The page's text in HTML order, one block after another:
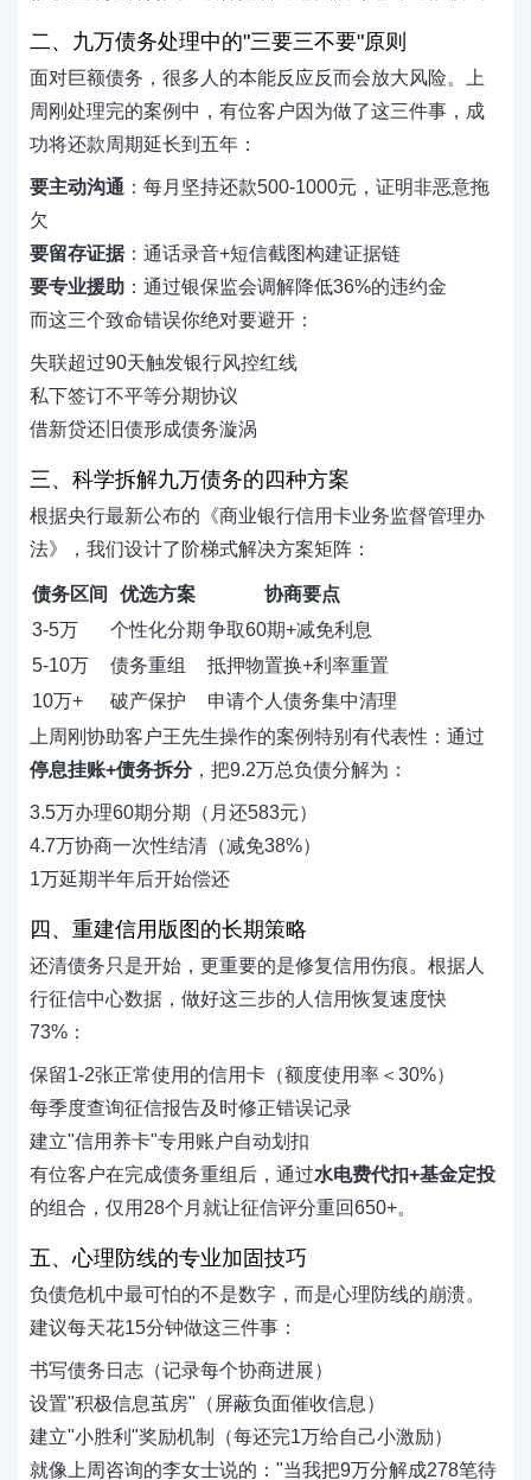
二、九万债务处理中的"三要三不要"原则
面对巨额债务，很多人的本能反应反而会放大风险。上
周刚处理完的案例中，有位客户因为做了这三件事，成
功将还款周期延长到五年：
要主动沟通 ：每月坚持还款500-1000元，证明非恶意拖
欠
要留存证据：通话录音+短信截图构建证据链
要专业援助 ：通过银保监会调解降低36%的违约金
而这三个致命错误你绝对要避开：
失联超过90天触发银行风控红线
私下签订不平等分期协议
借新贷还旧债形成债务漩涡
三、科学拆解九万债务的四种方案
根据央行最新公布的《商业银行信用卡业务监督管理办
法》，我们设计了阶梯式解决方案矩阵：
债务区间 优选方案
协商要点
3-5万
个性化分期 争取60期+减免利息
5-10万
债务重组
抵押物置换+利率重置
10万+
破产保护
申请个人债务集中清理
上周刚协助客户王先生操作的案例特别有代表性：通过
停息挂账+债务拆分，把9.2万总负债分解为：
3.5万办理60期分期（月还583元）
4.7万协商一次性结清（减免38%）
1万延期半年后开始偿还
四、重建信用版图的长期策略
还清债务只是开始，更重要的是修复信用伤痕。根据人
行征信中心数据，做好这三步的人信用恢复速度快
73%：
保留1-2张正常使用的信用卡（额度使用率＜30%）
每季度查询征信报告及时修正错误记录
建立"信用养卡"专用账户自动划扣
有位客户在完成债务重组后，通过水电费代扣+基金定投
的组合，仅用28个月就让征信评分重回650+。
五、心理防线的专业加固技巧
负债危机中最可怕的不是数字，而是心理防线的崩溃。
建议每天花15分钟做这三件事：
书写债务日志（记录每个协商进展）
设置"积极信息茧房"（屏蔽负面催收信息）
建立"小胜利"奖励机制（每还完1万给自己小激励）
就像上周咨询的李女士说的："当我把9万分解成278笔待